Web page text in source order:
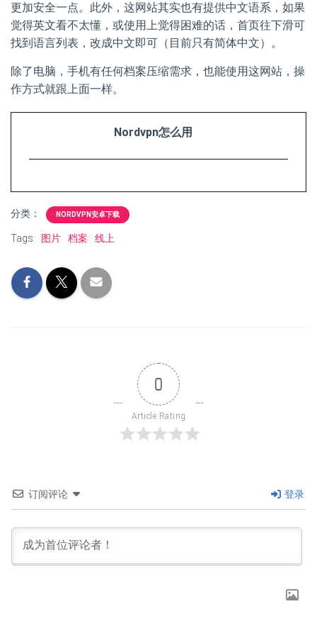
更加安全一点。此外，这网站其实也有提供中文语系，如果
觉得英文看不太懂，或使用上觉得困难的话，首页往下滑可
找到语言列表，改成中文即可（目前只有简体中文）。
除了电脑，手机有任何档案压缩需求，也能使用这网站，操
作方式就跟上面一样。
Nordvpn怎么用
分类： NORDVPN安卓下载
Tags: 图片 档案 线上
0
Article Rating
订阅评论 登录